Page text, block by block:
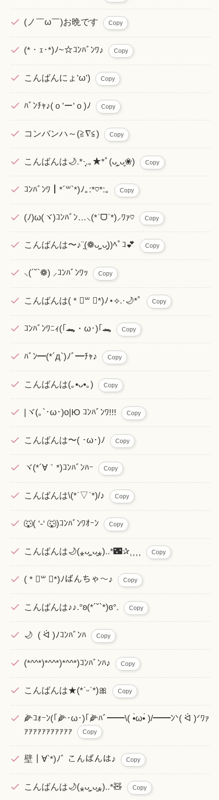
(ノ￣ω￣)お晩です Copy
(*・ｪ･*)ﾉ~☆ｺﾝﾊﾞﾝﾜ♪ Copy
こんばんにょ’ω’) Copy
ﾊﾞﾝﾁｬ♪(ｏ’ー’ｏ)ﾉ Copy
コンバンハ～(≧∇≦) Copy
こんばんは🌙.*·̩͙.｡★*ﾟ(ᴗ͈ˬᴗ͈❀) Copy
ｺﾝﾊﾞﾝﾜ┃*´꒳​`*)ﾉ｡:*♡*:｡ Copy
(ﾉ)ω(ヾ)ｺﾝﾊﾞﾝ…⸜(*ˊᗜˋ*)⸝ﾜｧ♡ Copy
こんばんは〜♪¨̮(❁ᴗ͈ˬᴗ͈))ﾍﾟｺ💕 Copy
⸜(´˘`❁ ) ⸝ｺﾝﾊﾞﾝﾜｯ Copy
こんばんは( * ॑꒳ ॑*)ﾉ⋆⟡.·🌙*ﾟ Copy
ｺﾝﾊﾞﾝﾜﾆｨ(｢🐊・ω･)｢🐊 Copy
ﾊﾞﾝ━(*´д`)ﾉﾞ━ﾁｬ♪ Copy
こんばんは(｡•ᴗ•｡) Copy
|ヾ(｡`･ω･)o|Ю ｺﾝﾊﾞﾝﾜ!!! Copy
こんばんは〜( ･ω･)ﾉ Copy
ヾ(*´∀｀*)ｺﾝﾊﾞﾝﾊｰ Copy
こんばんは\(*ˊ▽ˋ*)/♪ Copy
🐺( ‘-‘ 🐺)ｺﾝﾊﾞﾝﾜｵｰﾝ Copy
こんばんは🌙(⁎ᴗ͈ˬᴗ͈⁎)..*🌃✰︎⸒⸒⸒⸒ Copy
( * ॑꒳ ॑*)ﾉばんちゃ～♪ Copy
こんばんは♪♪.°ʚ(*´˘`*)ɞ°. Copy
🌙 ( ᐛ )ﾉｺﾝﾊﾞﾝﾊ Copy
(*^^*)*^^*)*^^*)ｺﾝﾊﾞﾝﾊ♪ Copy
こんばんは★(*ˊᵕˋ*)🎀 Copy
🌽ｺｫｰﾝ(｢🌽･ω･)｢🌽ﾊﾞ━━\( •̀ω•́ )/━━ﾝᐠ( ᐛ )ᐟﾜｧ
ｧｧｧｧｧｧｧｧｧｧｧ
Copy
壁┃∀`*)ﾉﾞ こんばんは♪ Copy
こんばんは🌙(⁎ᴗ͈ˬᴗ͈⁎)..*🧸 Copy